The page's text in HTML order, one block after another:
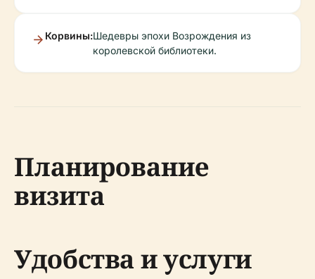
Корвины:Шедевры эпохи Возрождения из
королевской библиотеки.
Планирование
визита
Удобства и услуги